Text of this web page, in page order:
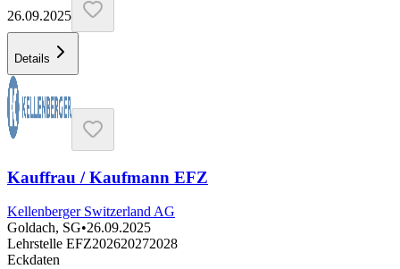
26.09.2025
Details
Kauffrau / Kaufmann EFZ
Kellenberger Switzerland AG
Goldach, SG•26.09.2025
Lehrstelle EFZ202620272028
Eckdaten